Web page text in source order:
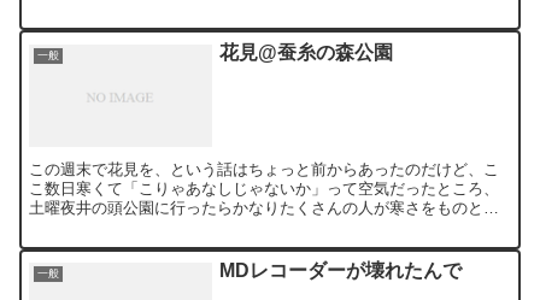
一般 花見@蚕糸の森公園
この週末で花見を、という話はちょっと前からあったのだけど、こ
こ数日寒くて「こりゃあなしじゃないか」って空気だったところ、
土曜夜井の頭公園に行ったらかなりたくさんの人が寒さをものとも
行！...
一般 MDレコーダーが壊れたんで